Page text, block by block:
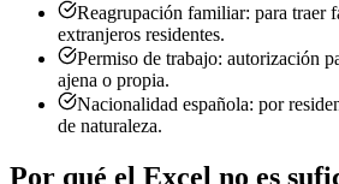
Reagrupación familiar: para traer
extranjeros residentes.
Permiso de trabajo: autorización
ajena o propia.
Nacionalidad española: por
de naturaleza.
Por qué el Excel no es